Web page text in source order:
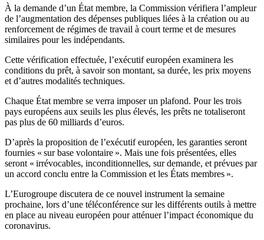
À la demande d’un État membre, la Commission vérifiera l’ampleur
de l’augmentation des dépenses publiques liées à la création ou au
renforcement de régimes de travail à court terme et de mesures
similaires pour les indépendants.
Cette vérification effectuée, l’exécutif européen examinera les
conditions du prêt, à savoir son montant, sa durée, les prix moyens
et d’autres modalités techniques.
Chaque État membre se verra imposer un plafond. Pour les trois
pays européens aux seuils les plus élevés, les prêts ne totaliseront
pas plus de 60 milliards d’euros.
D’après la proposition de l’exécutif européen, les garanties seront
fournies « sur base volontaire ». Mais une fois présentées, elles
seront « irrévocables, inconditionnelles, sur demande, et prévues par
un accord conclu entre la Commission et les États membres ».
L’Eurogroupe discutera de ce nouvel instrument la semaine
prochaine, lors d’une téléconférence sur les différents outils à mettre
en place au niveau européen pour atténuer l’impact économique du
coronavirus.